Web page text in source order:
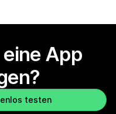
App
testen